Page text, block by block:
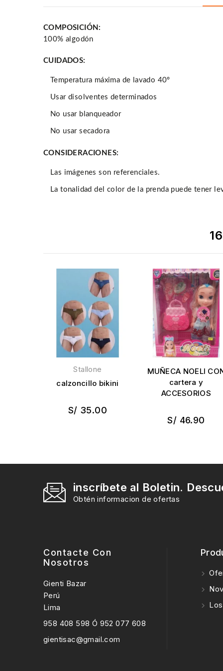
COMPOSICIÓN:
100% algodón
CUIDADOS:
Temperatura máxima de lavado 40º
Usar disolventes determinados
No usar blanqueador
No usar secadora
CONSIDERACIONES:
Las imágenes son referenciales.
La tonalidad del color de la prenda puede tener
Stallone
calzoncillo bikini
S/ 35.00
MUÑECA NOELI
cartera y
ACCESORIOS
S/ 46.90
inscríbete al Boletin.
Obtén informacion de ofertas
Contacte Con
Nosotros
Gienti Bazar
Perú
Lima
958 408 598 Ó 952 077 608
gientisac@gmail.com